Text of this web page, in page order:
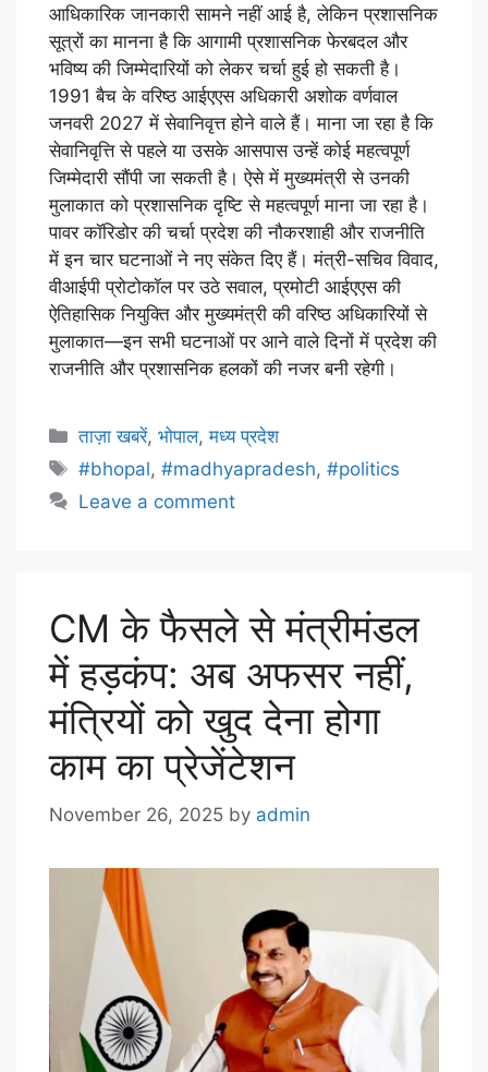
आधिकारिक जानकारी सामने नहीं आई है, लेकिन प्रशासनिक
सूत्रों का मानना है कि आगामी प्रशासनिक फेरबदल और
भविष्य की जिम्मेदारियों को लेकर चर्चा हुई हो सकती है।
1991 बैच के वरिष्ठ आईएएस अधिकारी अशोक वर्णवाल
जनवरी 2027 में सेवानिवृत्त होने वाले हैं। माना जा रहा है कि
सेवानिवृत्ति से पहले या उसके आसपास उन्हें कोई महत्वपूर्ण
जिम्मेदारी सौंपी जा सकती है। ऐसे में मुख्यमंत्री से उनकी
मुलाकात को प्रशासनिक दृष्टि से महत्वपूर्ण माना जा रहा है।
पावर कॉरिडोर की चर्चा प्रदेश की नौकरशाही और राजनीति
में इन चार घटनाओं ने नए संकेत दिए हैं। मंत्री-सचिव विवाद,
वीआईपी प्रोटोकॉल पर उठे सवाल, प्रमोटी आईएएस की
ऐतिहासिक नियुक्ति और मुख्यमंत्री की वरिष्ठ अधिकारियों से
मुलाकात—इन सभी घटनाओं पर आने वाले दिनों में प्रदेश की
राजनीति और प्रशासनिक हलकों की नजर बनी रहेगी।
ताज़ा खबरें,भोपाल,मध्य प्रदेश
#bhopal,#madhyapradesh,#politics
Leave a comment
CM के फैसले से मंत्रीमंडल
में हड़कंप: अब अफसर नहीं,
मंत्रियों को खुद देना होगा
काम का प्रेजेंटेशन
November 26, 2025 by admin